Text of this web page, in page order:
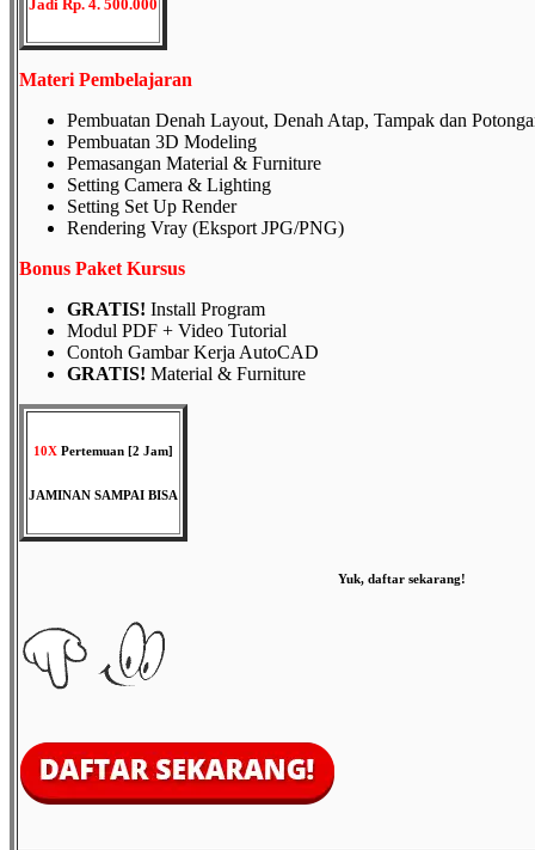
Jadi Rp. 4. 500.000
Materi Pembelajaran
Pembuatan Denah Layout, Denah Atap, Tampak dan
Pembuatan 3D Modeling
Pemasangan Material & Furniture
Setting Camera & Lighting
Setting Set Up Render
Rendering Vray (Eksport JPG/PNG)
Bonus Paket Kursus
GRATIS! Install Program
Modul PDF + Video Tutorial
Contoh Gambar Kerja AutoCAD
GRATIS! Material & Furniture
10X Pertemuan [2 Jam]
JAMINAN SAMPAI BISA
Yuk, daftar sekarang!